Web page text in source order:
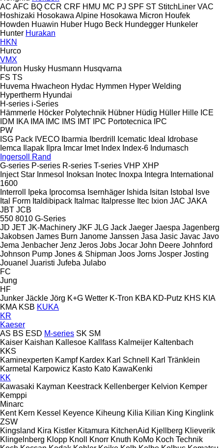
AC AFC BQ CCR CRF HMU MC PJ SPF ST StitchLiner VAC
Hoshizaki Hosokawa Alpine Hosokawa Micron Houfek
Howden Huawin Huber Hugo Beck Hundegger Hunkeler
Hunter Hurakan
HKN
Hurco
VMX
Huron Husky Husmann Husqvarna
FS TS
Huvema Hwacheon Hydac Hymmen Hyper Welding
Hypertherm Hyundai
H-series i-Series
Hämmerle Höcker Polytechnik Hübner Hüdig Hüller Hille ICE
IDM
IKA IMA IMC IMS IMT IPC Portotecnica
IPC
PW
ISG Pack IVECO Ibarmia Iberdrill Icematic Ideal
Idrobase
Iemca
Ilapak Ilpra Imcar Imet Index Index-6 Indumasch
Ingersoll Rand
G-series P-series R-series T-series VHP XHP
Inject Star Inmesol Inoksan Inotec Inoxpa Integra International
1600
Interroll
Ipeka Iprocomsa Isernhäger Ishida Isitan Istobal
Isve
Ital Form Italdibipack Italmac Italpresse Itec Ixion JAC JAKA
JBT JCB
550 8010 G-Series
JD JET JK-Machinery JKF JLG Jack Jaeger Jaespa Jagenberg
Jakobsen James Burn Janome Janssen Jasa Jasic Javac Javo
Jema Jenbacher Jenz Jeros Jobs Jocar John Deere Johnford
Johnson Pump Jones & Shipman Joos Jorns Josper Josting
Jouanel Juaristi Jufeba Julabo
FC
Jung
HF
Junker Jäckle Jörg K+G Wetter K-Tron KBA KD-Putz KHS KIA
KMA KSB KUKA
KR
Kaeser
AS BS ESD M-series SK SM
Kaiser Kaishan Kallesoe Kallfass Kalmeijer Kaltenbach
KKS
Kaminexperten Kampf Kardex Karl Schnell
Karl Tränklein
Karmetal
Karpowicz Kasto Kato KawaKenki
KK
Kawasaki Kayman Keestrack Kellenberger Kelvion Kemper
Kemppi
Minarc
Kent Kern Kessel Keyence Kiheung Kilia Kilian King Kinglink
ZSW
Kingsland Kira Kistler Kitamura KitchenAid Kjellberg Klieverik
Klingelnberg Klopp Knoll Knorr Knuth KoMo Koch Technik